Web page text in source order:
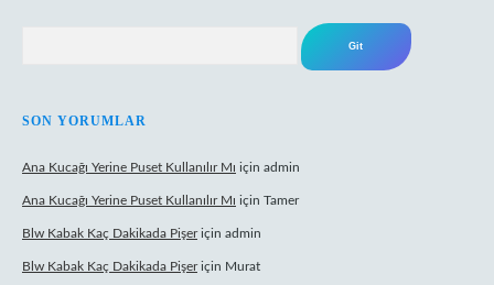
SON YORUMLAR
Ana Kucağı Yerine Puset Kullanılır Mı için admin
Ana Kucağı Yerine Puset Kullanılır Mı için Tamer
Blw Kabak Kaç Dakikada Pişeriçin admin
Blw Kabak Kaç Dakikada Pişeriçin Murat